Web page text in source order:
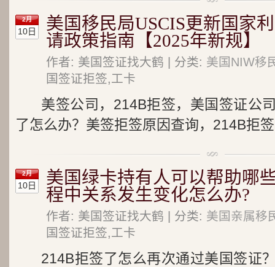
2月
10日
美国移民局USCIS更新国家
请政策指南【2025年新规】
作者: 美国签证找大鹤 | 分类: 美国NIW移
国签证拒签,工卡
美签公司，214B拒签，美国签证公
了怎么办？美签拒签原因查询，214B拒
2月
10日
美国绿卡持有人可以帮助哪
程中关系发生变化怎么办?
作者: 美国签证找大鹤 | 分类: 美国亲属移
国签证拒签,工卡
214B拒签了怎么再次通过美国签证